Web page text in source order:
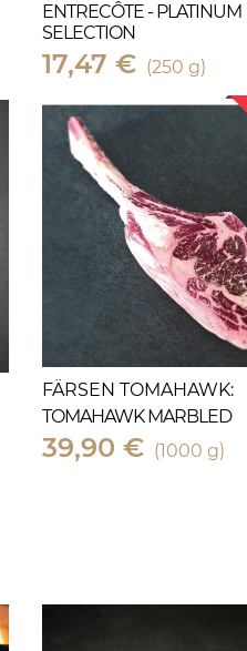
ENTRECÔTE - PLATINUM
SELECTION
17,47 € (250 g)
FÄRSEN TOMAHAWK:
TOMAHAWK MARBLED
39,90 € (1000 g)